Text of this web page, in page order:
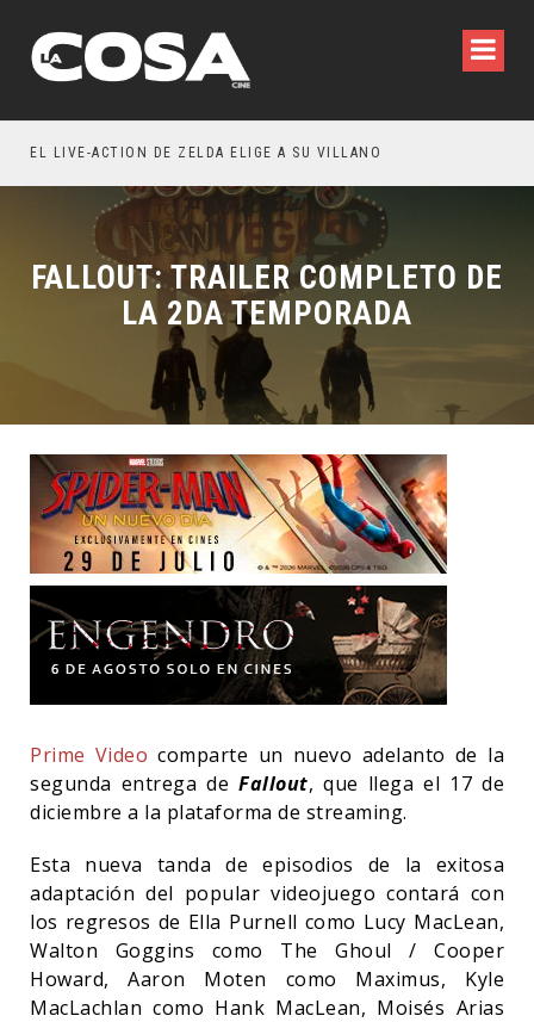
EL LIVE-ACTION DE ZELDA ELIGE A SU VILLANO
FALLOUT: TRAILER COMPLETO DE
LA 2DA TEMPORADA
Prime Video comparte un nuevo adelanto de la
segunda entrega de Fallout, que llega el 17 de
diciembre a la plataforma de streaming.
Esta nueva tanda de episodios de la exitosa
adaptación del popular videojuego contará con
los regresos de Ella Purnell como Lucy MacLean,
Walton Goggins como The Ghoul / Cooper
Howard, Aaron Moten como Maximus, Kyle
MacLachlan como Hank MacLean, Moisés Arias